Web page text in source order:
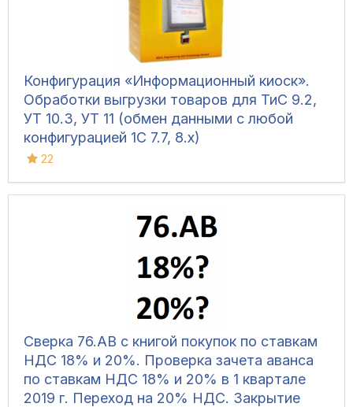
Конфигурация «Информационный киоск».
Обработки выгрузки товаров для ТиС 9.2,
УТ 10.3, УТ 11 (обмен данными с любой
конфигурацией 1С 7.7, 8.х)
22
Сверка 76.АВ с книгой покупок по ставкам
НДС 18% и 20%. Проверка зачета аванса
по ставкам НДС 18% и 20% в 1 квартале
2019 г. Переход на 20% НДС. Закрытие